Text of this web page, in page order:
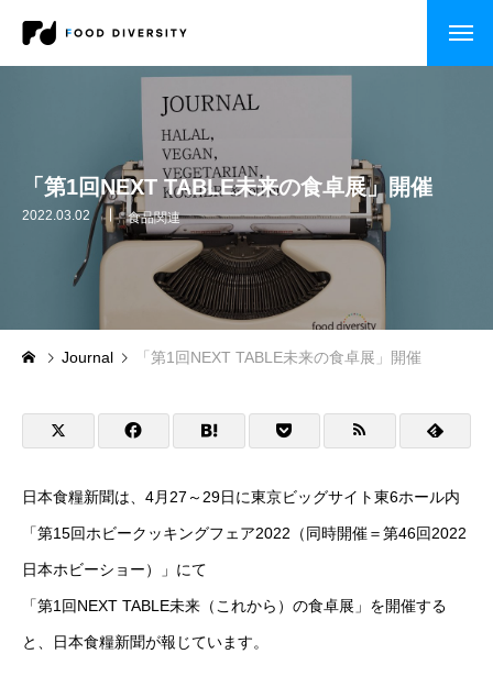
自治体・行政の方へ
セミナー・研修
企業事例
自治体事例
運営メディア
FoodDiversity.today
Halal Gourmet Japan
「第1回NEXT TABLE未来の食卓展」開催
2022.03.02 食品関連
Journal 「第1回NEXT TABLE未来の食卓展」開催
日本食糧新聞は、4月27～29日に東京ビッグサイト東6ホール内
「第15回ホビークッキングフェア2022（同時開催＝第46回2022
日本ホビーショー）」にて
「第1回NEXT TABLE未来（これから）の食卓展」を開催する
と、日本食糧新聞が報じています。